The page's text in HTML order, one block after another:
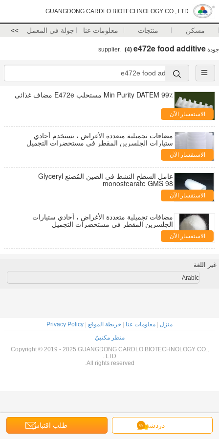
GUANGDONG CARDLO BIOTECHNOLOGY CO., LTD.
مسكن منتجات معلومات عنا جولة في المعمل >>
جودة e472e food additive
(4)
99٪ Min Purity DATEM مستحلب E472e مضاف غذائي
الاستفسار الآن
مضافات تجميلية متعددة الأغراض ، تستخدم أحادي
ستيارات الجلسرين المقطر في مستحضرات التجميل
الاستفسار الآن
عامل السطح النشط في الصين المُصنع Glyceryl
monostearate GMS 98
الاستفسار الآن
مضافات تجميلية متعددة الأغراض ، أحادي ستيارات
الجلسرين المقطر في مستحضرات التجميل
الاستفسار الآن
دردشة طلب اقتباس
غير اللغة
Arabic
منزل معلومات عنا خريطة الموقع
Privacy Policy
منظر مكتبيّ
Copyright © 2019 - 2025 GUANGDONG CARDLO BIOTECHNOLOGY CO.,
LTD..
All rights reserved.